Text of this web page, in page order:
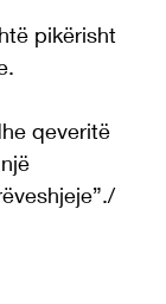
pikërisht
qeveritë